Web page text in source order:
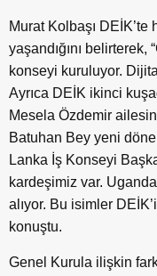
Murat Kolbaşı
yaşandığını belirterek,
konseyi kuruluyor.
Ayrıca DEİK ikinci
Mesela Özdemir
Batuhan Bey yeni
Lanka İş Konseyi
kardeşimiz var.
alıyor. Bu isimler
konuştu.
Genel Kurula ilişkin